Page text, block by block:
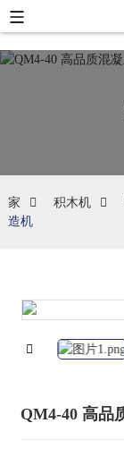
家 积木机
造机
QM4-40 高品